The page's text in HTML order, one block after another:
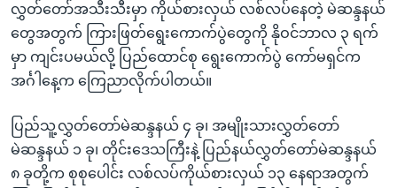
ရန်
ရှာဖွေ
ရန်
နေရာ
ကျော်
ရန်
ဘာသာစကားများ
လွှတ်တော်အသီးသီးမှာ ကိုယ်စားလှယ် လစ်လပ်နေတဲ့ မဲဆန္ဒနယ်
တွေအတွက် ကြားဖြတ်ရွေးကောက်ပွဲတွေကို နိုဝင်ဘာလ ၃ ရက်
မှာ ကျင်းပမယ်လို့ ပြည်ထောင်စု ရွေးကောက်ပွဲ ကော်မရှင်က
အင်္ဂါနေ့က ကြေညာလိုက်ပါတယ်။
ပြည်သူ့လွှတ်တော်မဲဆန္ဒနယ် ၄ ခု၊ အမျိုးသားလွှတ်တော်
မဲဆန္ဒနယ် ၁ ခု၊ တိုင်းဒေသကြီးနဲ့ ပြည်နယ်လွှတ်တော်မဲဆန္ဒနယ်
၈ ခုတို့က စုစုပေါင်း လစ်လပ်ကိုယ်စားလှယ် ၁၃ နေရာအတွက်